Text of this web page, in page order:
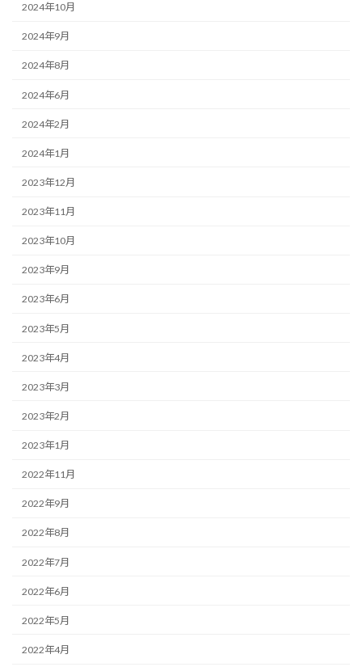
2024年10月
2024年9月
2024年8月
2024年6月
2024年2月
2024年1月
2023年12月
2023年11月
2023年10月
2023年9月
2023年6月
2023年5月
2023年4月
2023年3月
2023年2月
2023年1月
2022年11月
2022年9月
2022年8月
2022年7月
2022年6月
2022年5月
2022年4月